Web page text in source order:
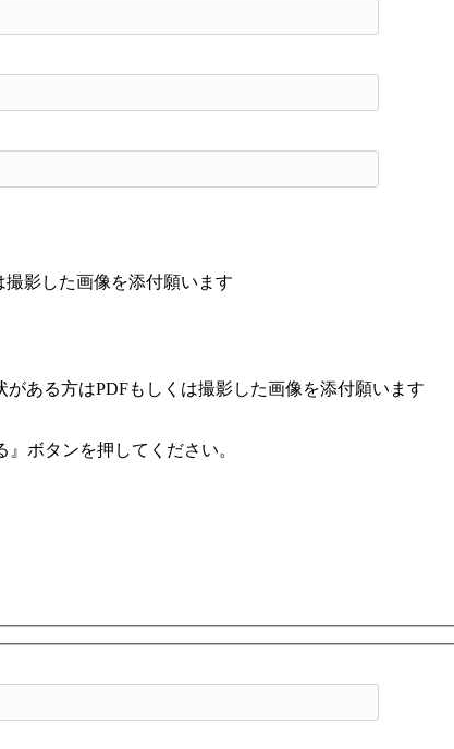
撮影した画像を添付願います
がある方はPDFもしくは撮影した画像を添付願います
ボタンを押してください。